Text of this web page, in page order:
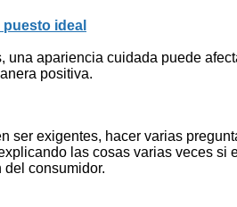
ideal
apariencia cuidada puede
positiva.
exigentes, hacer varias
las cosas varias veces si
consumidor.